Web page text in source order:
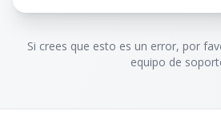
Si crees que esto es un error, por
equipo de